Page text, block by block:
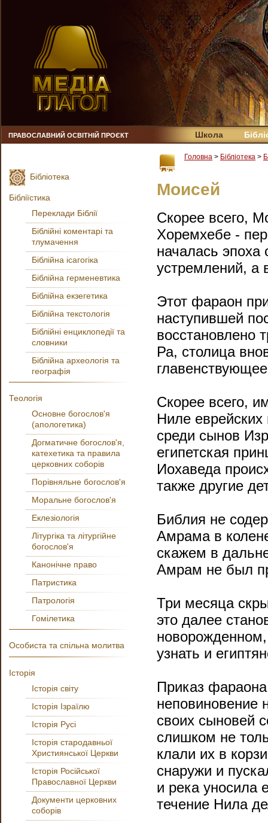
ПРАВОСЛАВНИЙ ОСВІТНІЙ ПРОЄКТ Школа
Головна > Бібліотека >
Моисей
Скорее всего,
Хоремхебе -
началась эпоха
устремлений, а
Этот фараон
наступившей
восстановлено
Ра, столица
Скорее всего,
Ниле еврейских
среди сынов
египетская
Иохаведа
также другие
Библия не
Амрама в
скажем в
Амрам не был
Три месяца
это далее
новорожденном,
узнать и
Приказ
неповиновение
своих сыновей
слишком не
клали их в
снаружи и
и река уносила
течение Нила
Бібліотека
Бібліїстика
Переклади Біблії
Біблійні коментарі та
тлумачення
Біблійна ісагогіка
Біблійна герменевтика
Біблійна екзегетика
Біблійна текстологія
Біблійні енциклопедії та
словники
Біблійна археологія та
географія
Теологія
Основне богослов'я
(апологетика)
Догматичне богослов'я,
катехетика та правила
церковних соборів
Порівняльне богослов'я
Моральне богослов'я
Еклезіологія
Літургіка та літургійне
богослов'я
Канонічне право
Патристика
Патрологія
Гомілетика
Особиста та спільна молитва
Історія
Історія світу
Історія Ізраїлю
Історія Русі
Історія стародавньої
Християнської Церкви
Історія Російської
Православної Церкви
Документи церковних
соборів